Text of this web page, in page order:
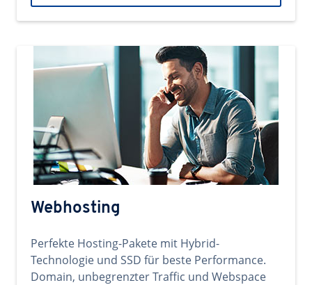
Webhosting
Perfekte Hosting-Pakete mit Hybrid-
Technologie und SSD für beste Performance.
Domain, unbegrenzter Traffic und Webspace